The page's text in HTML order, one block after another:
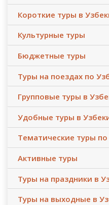
Короткие туры в
Культурные туры
Бюджетные туры
Туры на поездах по
Групповые туры в
Удобные туры в
Тематические туры по
Активные туры
Туры на праздники в
Туры на выходные в